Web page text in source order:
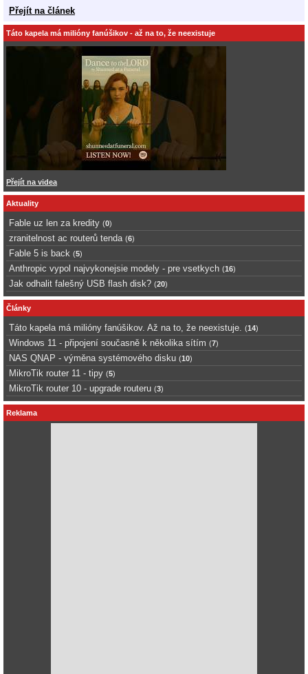
Přejít na článek
Táto kapela má milióny fanúšikov - až na to, že neexistuje
Přejít na videa
Aktuality
Fable uz len za kredity (0)
zranitelnost ac routerů tenda (6)
Fable 5 is back (5)
Anthropic vypol najvykonejsie modely - pre vsetkych (16)
Jak odhalit falešný USB flash disk? (20)
Články
Táto kapela má milióny fanúšikov. Až na to, že neexistuje. (14)
Windows 11 - připojení současně k několika sítím (7)
NAS QNAP - výměna systémového disku (10)
MikroTik router 11 - tipy (5)
MikroTik router 10 - upgrade routeru (3)
Reklama